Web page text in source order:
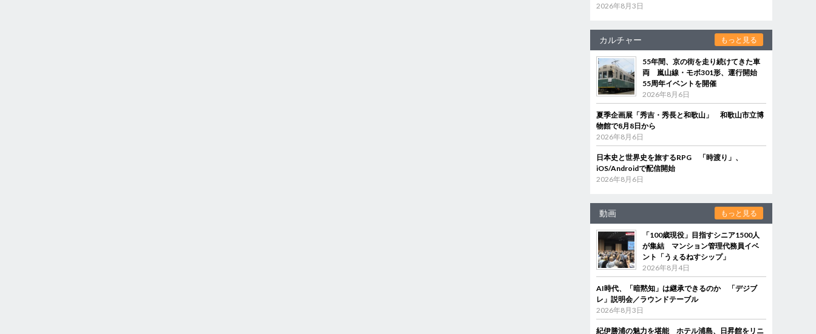
2026年8月3日
カルチャー もっと見る
55年間、京の街を走り続けてきた車
両 嵐山線・モボ301形、運行開始
55周年イベントを開催
2026年8月6日
夏季企画展「秀吉・秀長と和歌山」 和歌山市立博
物館で8月8日から
2026年8月6日
日本史と世界史を旅するRPG 「時渡り」、
iOS/Androidで配信開始
2026年8月6日
動画 もっと見る
「100歳現役」目指すシニア1500人
が集結 マンション管理代務員イベ
ント「うぇるねすシップ」
2026年8月4日
AI時代、「暗黙知」は継承できるのか 「デジブ
レ」説明会／ラウンドテーブル
2026年8月3日
紀伊勝浦の魅力を堪能 ホテル浦島、日昇館をリニ